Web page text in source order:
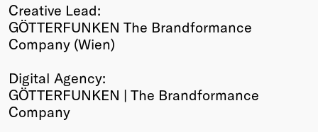
Creative Lead:
GÖTTERFUNKEN The Brandformance
Company (Wien)
Digital Agency:
GÖTTERFUNKEN | The Brandformance
Company